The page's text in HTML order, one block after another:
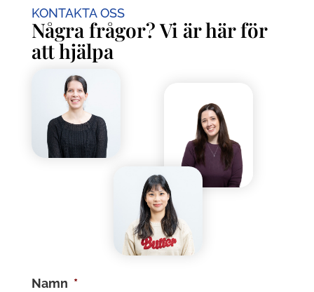
KONTAKTA OSS
Några frågor? Vi är här för
att hjälpa
Namn *